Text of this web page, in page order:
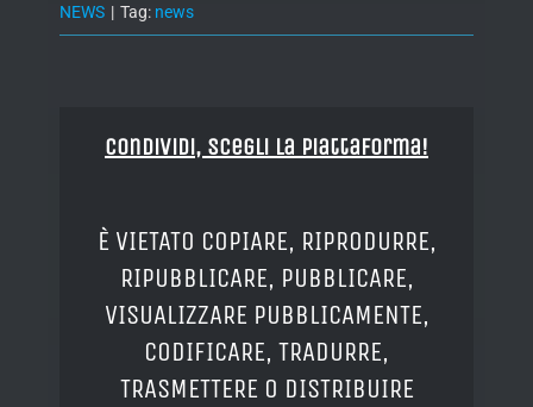
NEWS | Tag: news
Condividi, Scegli la piattaforma!
È VIETATO COPIARE, RIPRODURRE,
RIPUBBLICARE, PUBBLICARE,
VISUALIZZARE PUBBLICAMENTE,
CODIFICARE, TRADURRE,
TRASMETTERE O DISTRIBUIRE